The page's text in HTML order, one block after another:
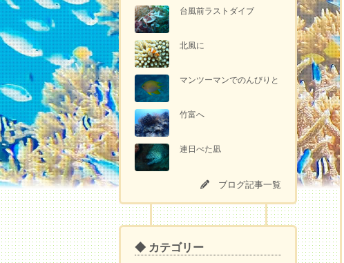
台風前ラストダイブ
北風に
マンツーマンでのんびりと
竹富へ
連日べた凪
ブログ記事一覧
◆ カテゴリー